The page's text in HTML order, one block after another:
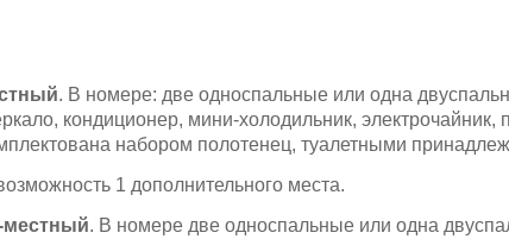
. В номере: две односпальные или одна
кондиционер, мини-холодильник,
набором полотенец, туалетными
1 дополнительного места.
местный. В номере две односпальные или одна